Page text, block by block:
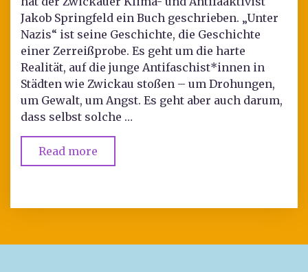
Jakob Springfeld ein Buch geschrieben. „Unter
Nazis“ ist seine Geschichte, die Geschichte
einer Zerreißprobe. Es geht um die harte
Realität, auf die junge Antifaschist*innen in
Städten wie Zwickau stoßen – um Drohungen,
um Gewalt, um Angst. Es geht aber auch darum,
dass selbst solche …
Read more